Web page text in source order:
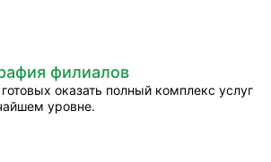
филиалов
оказать полный комплекс услуг
уровне.